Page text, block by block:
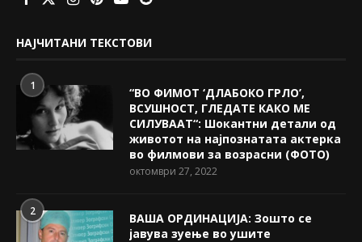
НАЈЧИТАНИ ТЕКСТОВИ
1
“ВО ФИМОТ ‘ДЛАБОКО ГРЛО’,
ВСУШНОСТ, ГЛЕДАТЕ КАКО МЕ
СИЛУВААТ“: Шокантни детали од
животот на најпознатата актерка
во филмови за возрасни (ФОТО)
октомври 27, 2022
2
ВАША ОРДИНАЦИЈА: Зошто се
јавува зуење во ушите